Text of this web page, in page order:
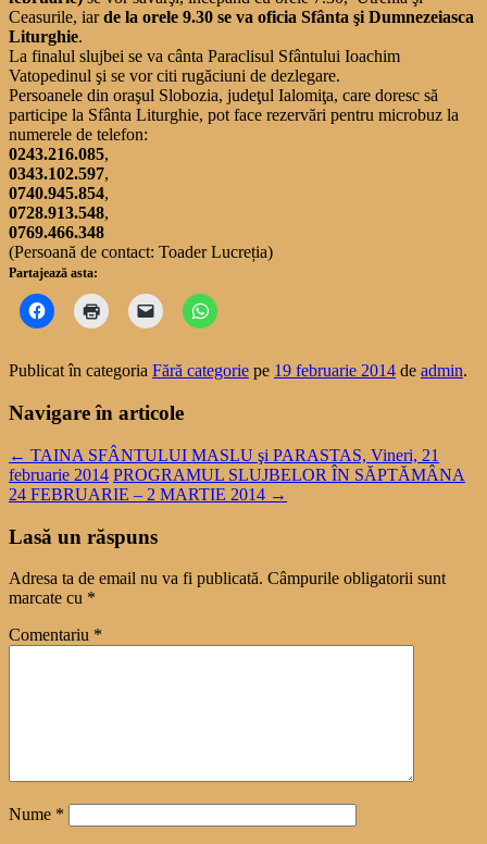
Ceasurile, iarde la orele 9.30 se va oficia Sfânta şi Dumnezeiasca
Liturghie.
La finalul slujbei se va cânta Paraclisul Sfântului Ioachim
Vatopedinul şi se vor citi rugăciuni de dezlegare.
Persoanele din oraşul Slobozia, judeţul Ialomiţa, care doresc să
participe la Sfânta Liturghie, pot face rezervări pentru microbuz la
numerele de telefon:
0243.216.085,
0343.102.597,
0740.945.854,
0728.913.548,
0769.466.348
(Persoană de contact: Toader Lucreția)
Partajează asta:
Publicat în categoria Fără categorie pe 19 februarie 2014 de admin.
Navigare în articole
← TAINA SFÂNTULUI MASLU şi PARASTAS, Vineri, 21
februarie 2014 PROGRAMUL SLUJBELOR ÎN SĂPTĂMÂNA
24 FEBRUARIE – 2 MARTIE 2014 →
Lasă un răspuns
Adresa ta de email nu va fi publicată. Câmpurile obligatorii sunt
marcate cu *
Comentariu *
Nume *